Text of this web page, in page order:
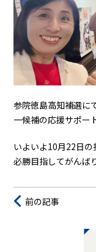
参院徳島高知補選に
一候補の応援サポー
いよいよ10月22日
必勝目指してがんば
前の記事